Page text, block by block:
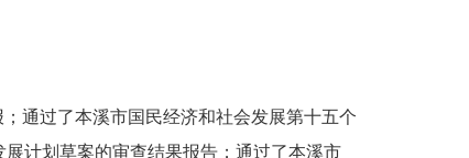
通过了本溪市国民经济和社会发展第十五个
计划草案的审查结果报告；通过了本溪市